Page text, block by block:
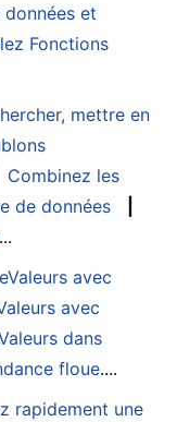
et
Fonctions
mettre en
Combinez les
de données
...
avec
avec
dans
floue....
rapidement une